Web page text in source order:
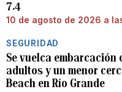
7.4
10 de agosto de 2026 a
SEGURIDAD
Se vuelca embarcación
adultos y un menor
Beach en Río Grande